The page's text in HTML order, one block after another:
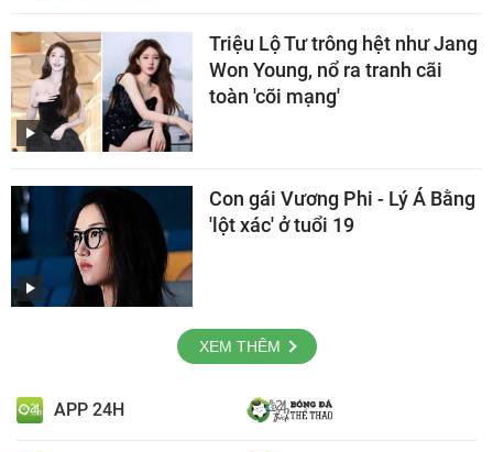
Triệu Lộ Tư trông hệt như Jang
Won Young, nổ ra tranh cãi
toàn 'cõi mạng'
Con gái Vương Phi - Lý Á Bằng
'lột xác' ở tuổi 19
XEM THÊM
APP 24H